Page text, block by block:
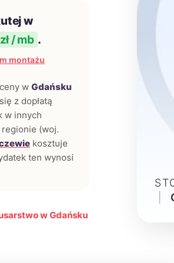
w
/ mb .
montażu
w Gdańsku
z dopłatą
w innych
(woj.
kosztuje
ten wynosi
w Gdańsku